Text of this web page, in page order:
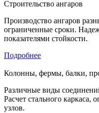
Строительство ангаров
Производство ангаров
ограниченные сроки.
показателями стойкости.
Подробнее
Колонны, фермы, балки,
Различные виды
Расчет стального каркаса,
узлов.